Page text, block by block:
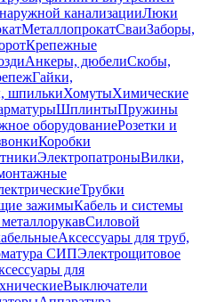
канализацииЛюки
МеталлопрокатСваиЗаборы,
Крепежные
Анкеры, дюбелиСкобы,
Гайки,
шпилькиХомутыХимические
ШплинтыПружины
оборудованиеРозетки и
Коробки
ЭлектропатроныВилки,
Трубки
зажимыКабель и системы
Силовой
Аксессуары для труб,
СИПЭлектрощитовое
для
Выключатели